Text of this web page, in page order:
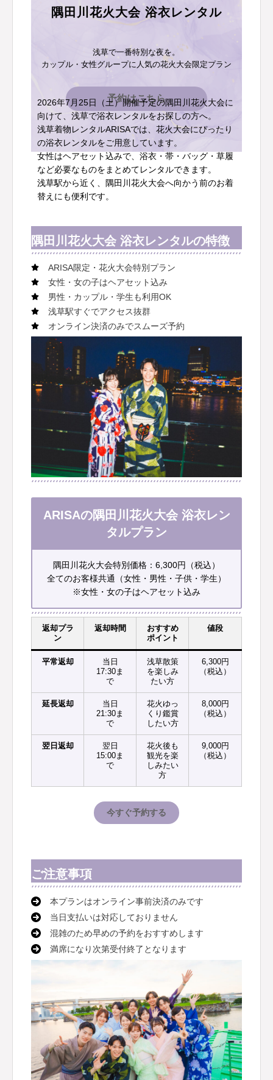
隅田川花火大会 浴衣レンタル
浅草で一番特別な夜を。
カップル・女性グループに人気の花火大会限定プラン
予約はこちら
2026年7月25日（土）開催予定の隅田川花火大会に
向けて、浅草で浴衣レンタルをお探しの方へ。
浅草着物レンタルARISAでは、花火大会にぴったり
の浴衣レンタルをご用意しています。
女性はヘアセット込みで、浴衣・帯・バッグ・草履
など必要なものをまとめてレンタルできます。
浅草駅から近く、隅田川花火大会へ向かう前のお着
替えにも便利です。
隅田川花火大会 浴衣レンタルの特徴
ARISA限定・花火大会特別プラン
女性・女の子はヘアセット込み
男性・カップル・学生も利用OK
浅草駅すぐでアクセス抜群
オンライン決済のみでスムーズ予約
ARISAの隅田川花火大会 浴衣レン
タルプラン
隅田川花火大会特別価格：6,300円（税込）
全てのお客様共通（女性・男性・子供・学生）
※女性・女の子はヘアセット込み
返却プラ
ン
返却時間
おすすめ
ポイント
値段
平常返却
当日
17:30ま
で
浅草散策
を楽しみ
たい方
6,300円
（税込）
延長返却
当日
21:30ま
で
花火ゆっ
くり鑑賞
したい方
8,000円
（税込）
翌日返却
翌日
15:00ま
で
花火後も
観光を楽
しみたい
方
9,000円
（税込）
今すぐ予約する
ご注意事項
本プランはオンライン事前決済のみです
当日支払いは対応しておりません
混雑のため早めの予約をおすすめします
満席になり次第受付終了となります